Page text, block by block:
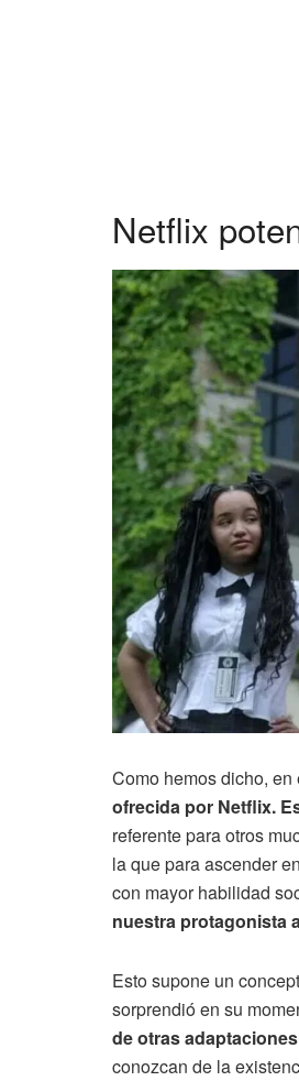
Netflix
Como hemos dicho,
ofrecida por Netflix.
referente para otros
la que para ascender
con mayor habilidad
nuestra protagonista
Esto supone un
sorprendió en su
de otras
conozcan de la